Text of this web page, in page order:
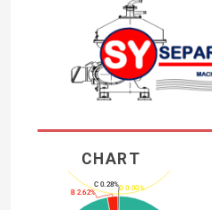
CHART
B 2.62%
C 0.28%
D 0.00%